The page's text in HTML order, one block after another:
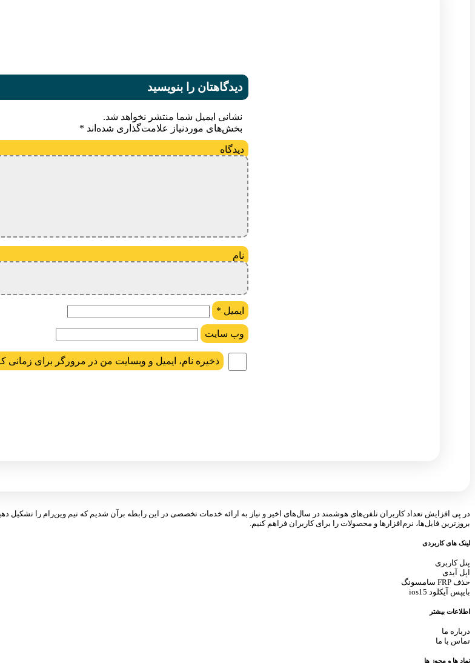
دیدگاهتان را بنویسید
نشانی ایمیل شما منتشر نخواهد شد.
بخش‌های موردنیاز علامت‌گذاری شده‌اند *
ایمیل *
وب‌ سایت
ذخیره نام، ایمیل و وبسایت من در مرورگر برای زمانی
در پی افزایش تعداد کاربران تلفن‌های هوشمند در سال‌های اخیر و نیاز به ارائه خدمات تخصصی در این رابطه برآن شدیم که تیم وین‌رام را تشکیل
بروزترین فایل‌ها، نرم‌افزارها و محصولات را برای کاربران فراهم کنیم.
لینک های کاربردی
پنل کاربری
اپل آیدی
حذف FRP سامسونگ
بایپس آیکلود ios15
اطلاعات بیشتر
درباره ما
تماس با ما
نماد ها و مجوز ها